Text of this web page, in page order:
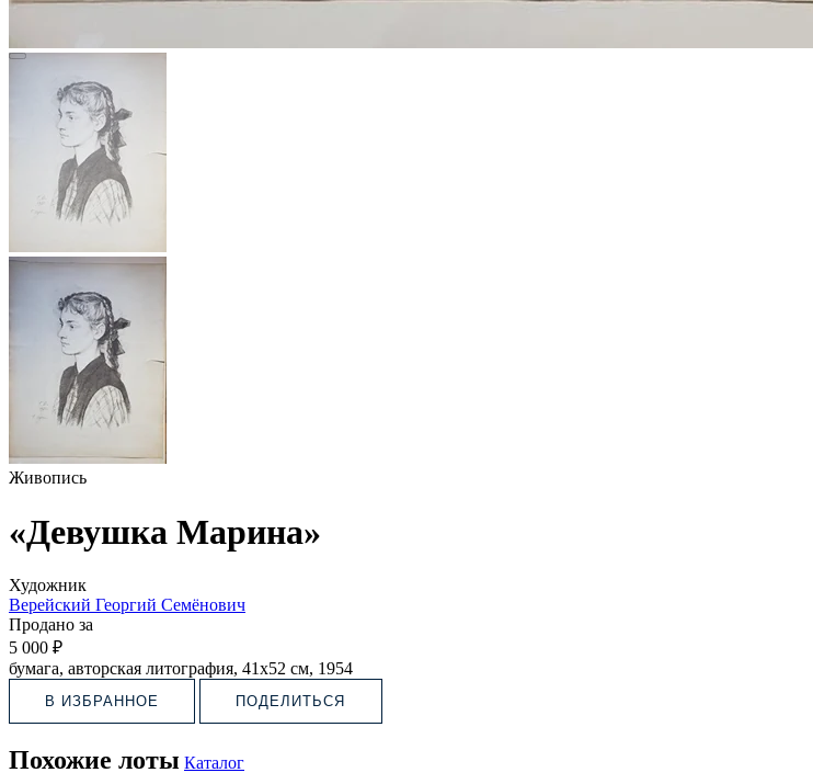
Живопись
«Девушка Марина»
Художник
Верейский Георгий Семёнович
Продано за
5 000 ₽
бумага, авторская литография, 41х52 см, 1954
В ИЗБРАННОЕ ПОДЕЛИТЬСЯ
Похожие лоты Каталог